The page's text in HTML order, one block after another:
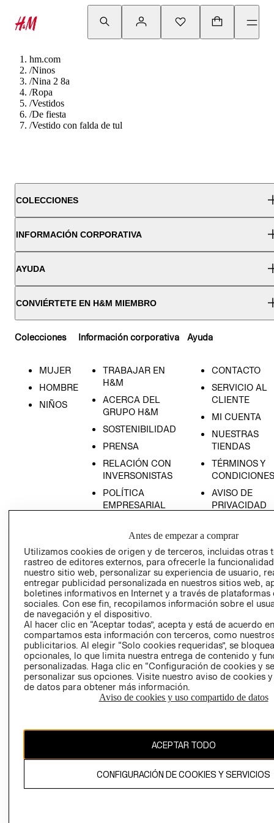
hm.com
/Ninos
/Nina 2 8a
/Ropa
/Vestidos
/De fiesta
/Vestido con falda de tul
COLECCIONES
INFORMACIÓN CORPORATIVA
AYUDA
CONVIÉRTETE EN H&M MIEMBRO
Colecciones
MUJER
HOMBRE
NIÑOS
Información corporativa
TRABAJAR EN
H&M
ACERCA DEL
GRUPO H&M
SOSTENIBILIDAD
PRENSA
RELACIÓN CON
INVERSONISTAS
POLÍTICA
EMPRESARIAL
Ayuda
CONTACTO
SERVICIO AL
CLIENTE
MI CUENTA
NUESTRAS
TIENDAS
TÉRMINOS Y
CONDICIONES
AVISO DE
PRIVACIDAD
AVISO DE
COOKIES
LIBRO DE
Ecuador ($)
CAMBIAR REGIÓN
El contenido de esta página web está protegido por copyright y es
Antes de empezar a comprar
Utilizamos cookies de origen y de terceros, incluidas otras
rastreo de editores externos, para ofrecerle la
nuestro sitio web, personalizar su experiencia de usuario,
entregar publicidad personalizada en nuestros sitios web,
boletines informativos en Internet y a través de plataformas
sociales. Con ese fin, recopilamos información sobre el
de navegación y el dispositivo.
Al hacer clic en “Aceptar todas”, acepta y está de acuerdo
compartamos esta información con terceros, como
publicitarios. Al elegir “Solo cookies requeridas”, se
opcionales, lo que limita nuestra entrega de contenido y
personalizadas. Haga clic en “Configuración de cookies y
personalizar sus opciones. Visite nuestro aviso de cookies
de datos para obtener más información.
Aviso de cookies y uso compartido de datos
ACEPTAR TODO
CONFIGURACIÓN DE COOKIES Y SERVICIOS